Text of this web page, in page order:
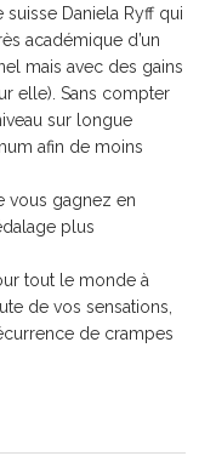
Daniela Ryff qui
académique d’un
mais avec des gains
elle). Sans compter
sur longue
afin de moins
vous gagnez en
plus
tout le monde à
de vos sensations,
de crampes